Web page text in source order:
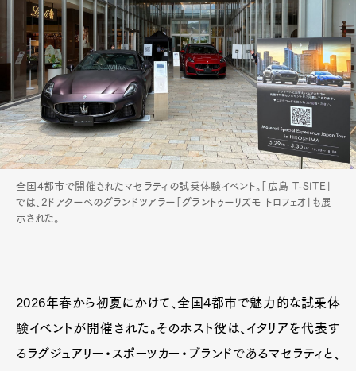
全国4都市で開催されたマセラティの試乗体験イベント。「広島 T-SITE」
では、2ドアクーペのグランドツアラー「グラントゥーリズモ トロフェオ」も展
示された。
2026年春から初夏にかけて、全国4都市で魅力的な試乗体
験イベントが開催された。そのホスト役は、イタリアを代表す
るラグジュアリー・スポーツカー・ブランドであるマセラティと、